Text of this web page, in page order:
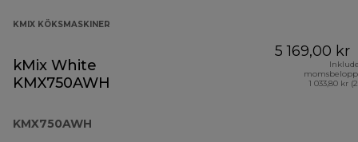
KMIX KÖKSMASKINER
kMix White
KMX750AWH
KMX750AWH
5 169,00 kr
1 033,80 kr